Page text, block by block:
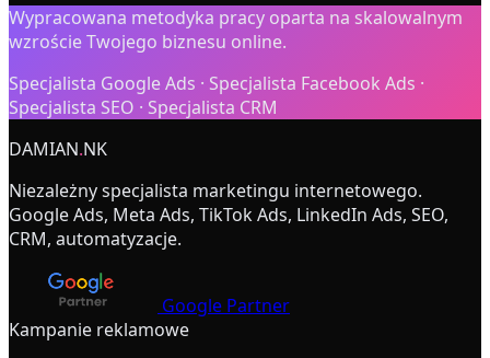
Wypracowana metodyka pracy oparta na skalowalnym
wzroście Twojego biznesu online.
Specjalista Google Ads · Specjalista Facebook Ads ·
Specjalista SEO · Specjalista CRM
DAMIAN.NK
Niezależny specjalista marketingu internetowego.
Google Ads, Meta Ads, TikTok Ads, LinkedIn Ads, SEO,
CRM, automatyzacje.
Google Partner
Kampanie reklamowe